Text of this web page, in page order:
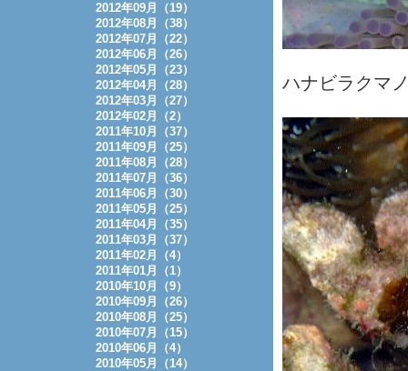
ハナビラクマ
2012年09月（19）
2012年08月（38）
2012年07月（22）
2012年06月（26）
2012年05月（23）
2012年04月（28）
2012年03月（27）
2012年02月（2）
2011年10月（37）
2011年09月（25）
2011年08月（28）
2011年07月（36）
2011年06月（30）
2011年05月（25）
2011年04月（35）
2011年03月（37）
2011年02月（4）
2011年01月（1）
2010年10月（9）
2010年09月（26）
2010年08月（25）
2010年07月（15）
2010年06月（4）
2010年05月（14）